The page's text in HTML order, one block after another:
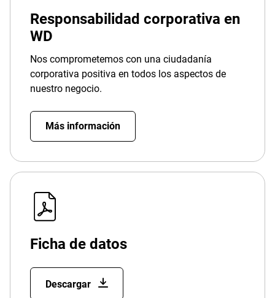
Responsabilidad corporativa en
WD
Nos comprometemos con una ciudadanía
corporativa positiva en todos los aspectos de
nuestro negocio.
Más información
Ficha de datos
Descargar